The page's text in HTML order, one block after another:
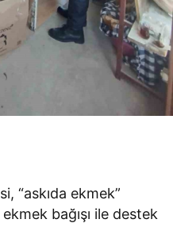
“askıda ekmek”
bağışı ile destek